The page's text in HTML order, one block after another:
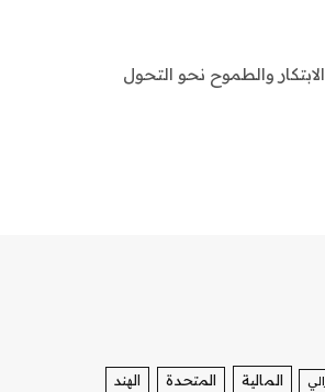
والطموح نحو التحول
المالية المتحدة الهند